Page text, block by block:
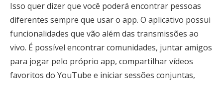
Isso quer dizer que você poderá encontrar pessoas
diferentes sempre que usar o app. O aplicativo possui
funcionalidades que vão além das transmissões ao
vivo. É possível encontrar comunidades, juntar amigos
para jogar pelo próprio app, compartilhar vídeos
favoritos do YouTube e iniciar sessões conjuntas,